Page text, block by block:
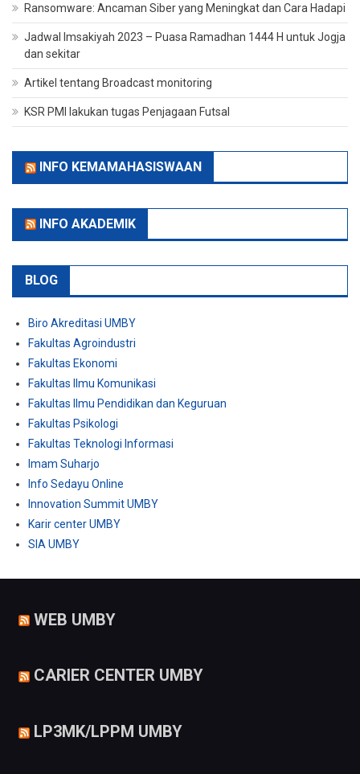
Ransomware: Ancaman Siber yang Meningkat dan Cara Hadapi
Jadwal Imsakiyah 2023 – Puasa Ramadhan 1444 H untuk Jogja
dan sekitar
Artikel tentang Broadcast monitoring
KSR PMI lakukan tugas Penjagaan Futsal
INFO KEMAMAHASISWAAN
INFO AKADEMIK
BLOG
Biro Akreditasi UMBY
Fakultas Agroindustri
Fakultas Ekonomi
Fakultas Ilmu Komunikasi
Fakultas Ilmu Pendidikan dan Keguruan
Fakultas Psikologi
Fakultas Teknologi Informasi
Imam Suharjo
Info Sedayu Online
Innovation Summit UMBY
Karir center UMBY
SIA UMBY
WEB UMBY
CARIER CENTER UMBY
LP3MK/LPPM UMBY